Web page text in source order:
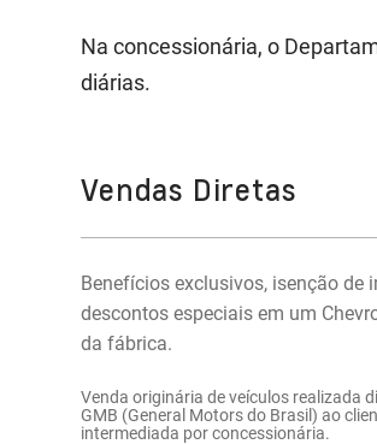
Na concessionária, o
diárias.
Vendas Diretas
Benefícios exclusivos, isenção de
descontos especiais em um
da fábrica.
Venda originária de veículos realizada
GMB (General Motors do Brasil) ao
intermediada por concessionária.